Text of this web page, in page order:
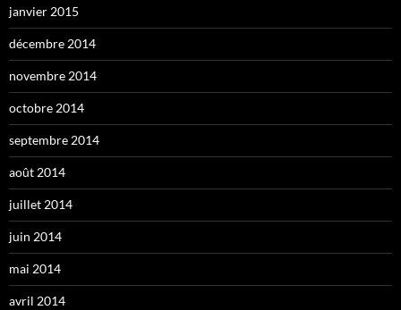
janvier 2015
décembre 2014
novembre 2014
octobre 2014
septembre 2014
août 2014
juillet 2014
juin 2014
mai 2014
avril 2014